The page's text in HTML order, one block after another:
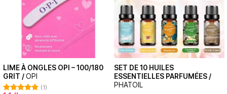
LIME À ONGLES OPI – 100/180
GRIT /OPI
(1)
SET DE 10 HUILES
ESSENTIELLES PARFUMÉES /
PHATOIL